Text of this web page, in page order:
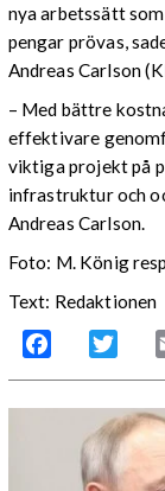
nya arbetssätt
pengar prövas,
Andreas Carlson
– Med bättre
effektivare
viktiga projekt på
infrastruktur och
Andreas Carlson.
Foto: M. König
Text: Redaktionen
Facebook